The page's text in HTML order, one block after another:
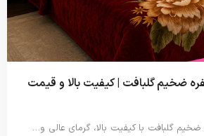
ضخیم گلبافت | کیفیت بالا و قیمت
گلبافت با کیفیت بالا، گرمای عالی و…